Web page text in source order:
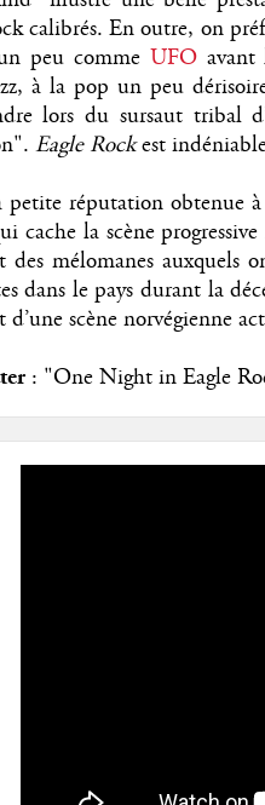
calibrés. En outre, on
peu comme UFOavant
à la pop un peu
lors du sursaut tribal
Eagle Rockest
petite réputation obtenue
cache la scène
des mélomanes auxquels
dans le pays durant la
d’une scène norvégienne
: "One Night in Eagle